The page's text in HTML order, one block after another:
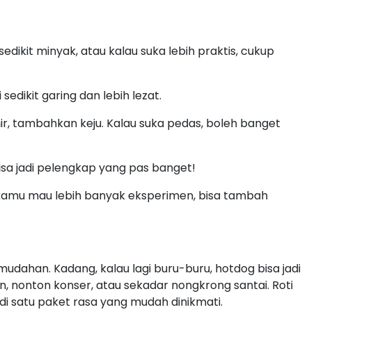
konser, atau sekadar nongkrong santai. Roti
satu paket rasa yang mudah dinikmati.
kalau kamu lagi ngantuk-nya, dan tinggal ngambil
disantap tanpa ribet. Asyik kan?
yang baru. Jadi, beberapa kali saya coba
variasi hotdog yang pernah saya coba dan
lebih creamy. Cukup tambahkan beberapa potong
makin enak!
di atas sosis dan sedikit bawang bombay